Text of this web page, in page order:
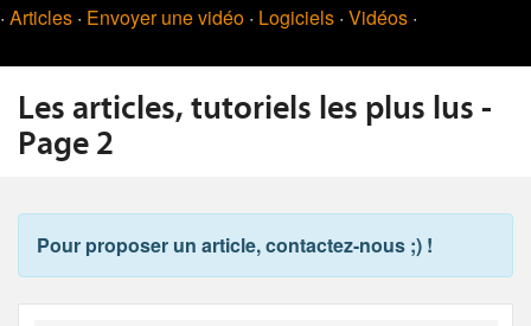
· Articles · Envoyer une vidéo · Logiciels · Vidéos ·
Les articles, tutoriels les plus lus -
Page 2
Pour proposer un article, contactez-nous ;) !